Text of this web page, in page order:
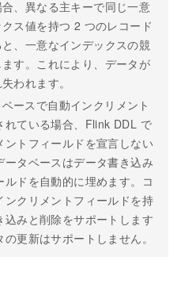
、異なる主キーで同じ一意
ス値を持つ 2 つのレコード
、一意なインデックスの競
す。これにより、データが
われます。
ースで自動インクリメント
れている場合、Flink DDL で
ントフィールドを宣言しない
ータベースはデータ書き込み
ルドを自動的に埋めます。コ
ンクリメントフィールドを持
込みと削除をサポートします
更新はサポートしません。